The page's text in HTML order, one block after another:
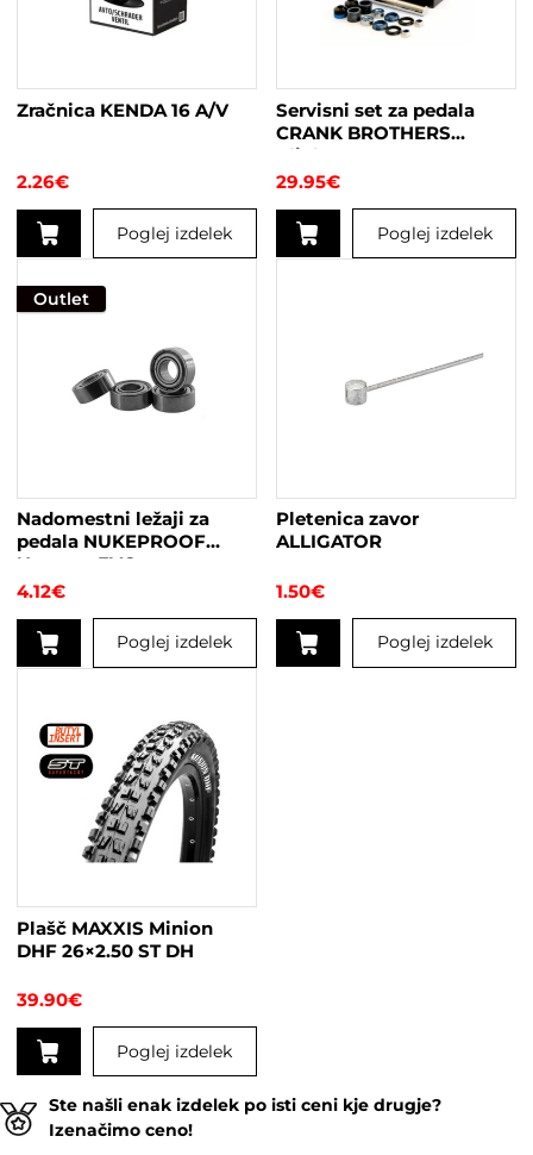
Zračnica KENDA 16 A/V
2.26€
Poglej izdelek
Servisni set za pedala
CRANK BROTHERS
Clipless
29.95€
Poglej izdelek
Outlet
Nadomestni ležaji za
pedala NUKEPROOF
Neutron EVO
4.12€
Poglej izdelek
Pletenica zavor
ALLIGATOR
1.50€
Poglej izdelek
Plašč MAXXIS Minion
DHF 26×2.50 ST DH
39.90€
Poglej izdelek
Ste našli enak izdelek po isti ceni kje drugje?
Izenačimo ceno!